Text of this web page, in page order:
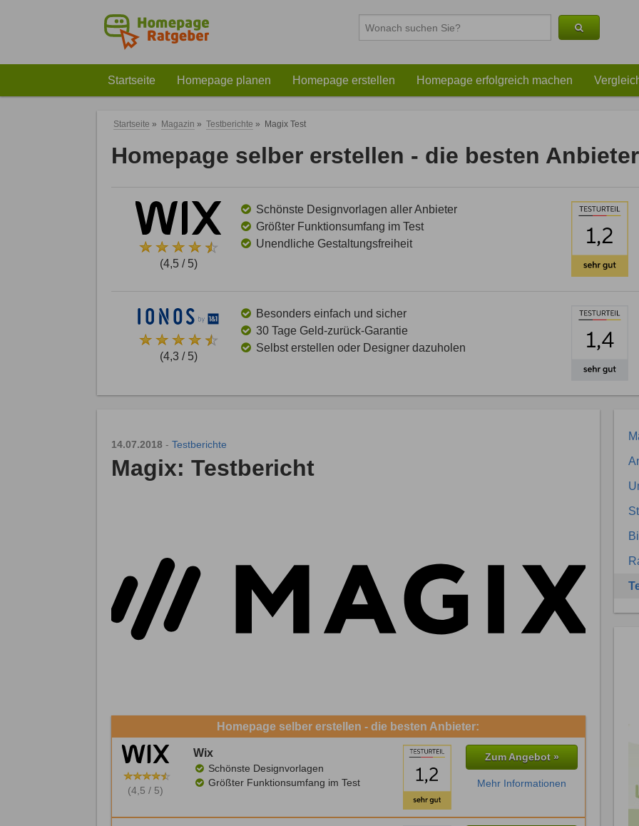
Startseite Homepage planen Homepage erstellen Homepage erfolgreich machen
Startseite » Magazin » Testberichte » Magix Test
Homepage selber erstellen - die besten
(4,5 / 5)
Schönste Designvorlagen aller Anbieter
Größter Funktionsumfang im Test
Unendliche Gestaltungsfreiheit
(4,3 / 5)
Besonders einfach und sicher
30 Tage Geld-zurück-Garantie
Selbst erstellen oder Designer dazuholen
14.07.2018 - Testberichte
Magix: Testbericht
Homepage selber erstellen - die besten Anbieter:
(4,5 / 5)
Wix
Schönste Designvorlagen
Größter Funktionsumfang im Test
Zum Angebot »
Mehr Informationen